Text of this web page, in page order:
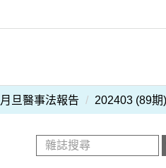
月旦醫事法報告 202403 (89期)